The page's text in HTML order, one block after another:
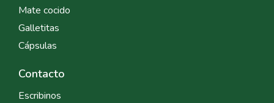
Mate cocido
Galletitas
Cápsulas
Contacto
Escribinos